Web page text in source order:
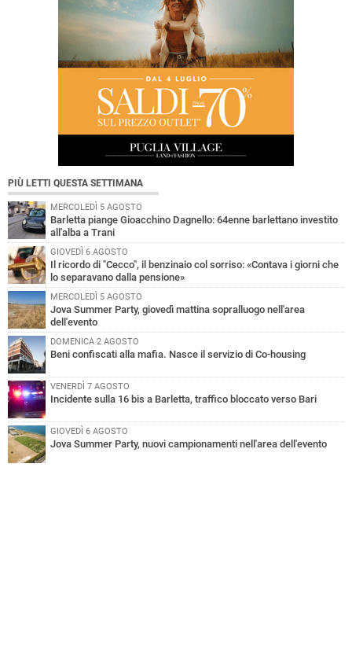
PIÙ LETTI QUESTA SETTIMANA
MERCOLEDÌ 5 AGOSTO
Barletta piange Gioacchino Dagnello: 64enne barlettano investito
all'alba a Trani
GIOVEDÌ 6 AGOSTO
Il ricordo di "Cecco", il benzinaio col sorriso: «Contava i giorni che
lo separavano dalla pensione»
MERCOLEDÌ 5 AGOSTO
Jova Summer Party, giovedì mattina sopralluogo nell'area
dell'evento
DOMENICA 2 AGOSTO
Beni confiscati alla mafia. Nasce il servizio di Co-housing
VENERDÌ 7 AGOSTO
Incidente sulla 16 bis a Barletta, traffico bloccato verso Bari
GIOVEDÌ 6 AGOSTO
Jova Summer Party, nuovi campionamenti nell'area dell'evento